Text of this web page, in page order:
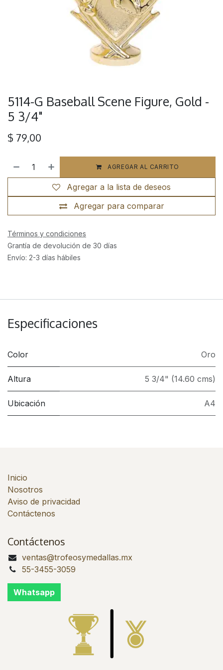
5114-G Baseball Scene Figure, Gold -
5 3/4"
$ 79,00
AGREGAR AL CARRITO
Agregar para comparar
Agregar a la lista de deseos
Términos y condiciones
Grantía de devolución de 30 días
Envío: 2-3 días hábiles
Especificaciones
Color Oro
Altura 5 3/4" (14.60 cms)
Ubicación A4
Inicio
Nosotros
Aviso de privacidad
Contáctenos
Contáctenos
ventas@trofeosymedallas.mx
55-3455-3059
Whatsapp